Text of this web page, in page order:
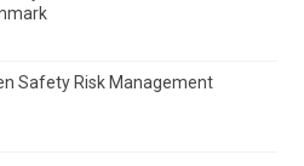
Safety Risk Management